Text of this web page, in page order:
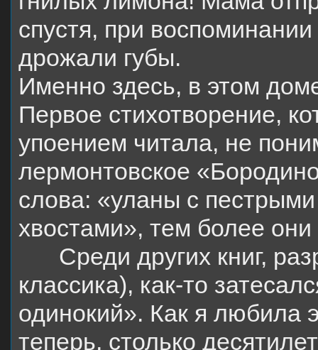
спустя, при
дрожали губы.
Именно здесь, в этом
Первое стихотворение,
упоением читала, не
лермонтовское
слова: «уланы с
хвостами», тем более
Среди других книг,
классика), как-то
одинокий». Как я любила
теперь, столько